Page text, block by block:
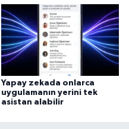
Yapay zekada onlarca
uygulamanın yerini tek
asistan alabilir